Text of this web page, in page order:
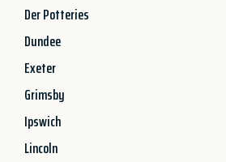
Der Potteries
Dundee
Exeter
Grimsby
Ipswich
Lincoln